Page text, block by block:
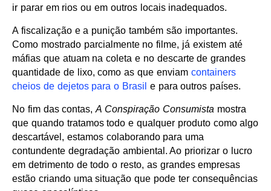
ir parar em rios ou em outros locais inadequados.
A fiscalização e a punição também são importantes.
Como mostrado parcialmente no filme, já existem até
máfias que atuam na coleta e no descarte de grandes
quantidade de lixo, como as que enviam containers
cheios de dejetos para o Brasil e para outros países.
No fim das contas,A Conspiração Consumista mostra
que quando tratamos todo e qualquer produto como algo
descartável, estamos colaborando para uma
contundente degradação ambiental. Ao priorizar o lucro
em detrimento de todo o resto, as grandes empresas
estão criando uma situação que pode ter consequências